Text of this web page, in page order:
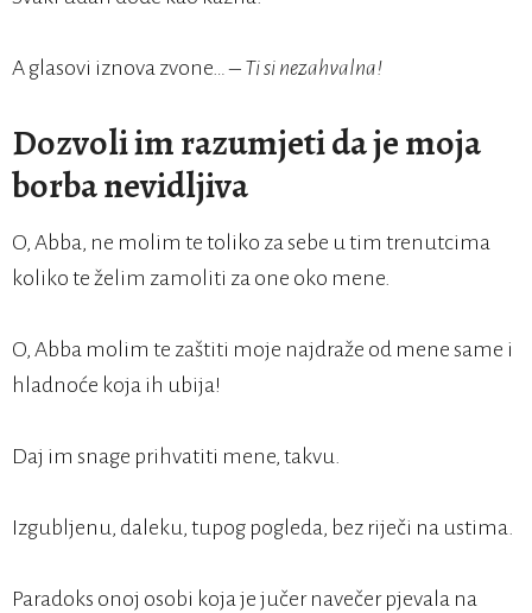
A glasovi iznova zvone…– Ti si nezahvalna!
Dozvoli im razumjeti da je moja
borba nevidljiva
O, Abba, ne molim te toliko za sebe u tim trenutcima
koliko te želim zamoliti za one oko mene.
O, Abba molim te zaštiti moje najdraže od mene same i
hladnoće koja ih ubija!
Daj im snage prihvatiti mene, takvu.
Izgubljenu, daleku, tupog pogleda, bez riječi na ustima.
Paradoks onoj osobi koja je jučer navečer pjevala na